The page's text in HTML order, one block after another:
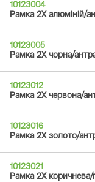
10123004
Рамка 2Х алюміній/
10123005
Рамка 2Х чорна/
10123012
Рамка 2Х червона/
10123016
Рамка 2Х золото/
10123021
Рамка 2Х коричнева/